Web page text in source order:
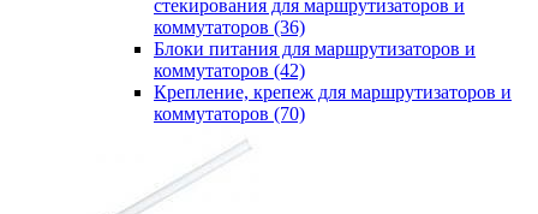
стекирования для маршрутизаторов и
коммутаторов (36)
Блоки питания для маршрутизаторов и
коммутаторов (42)
Крепление, крепеж для маршрутизаторов и
коммутаторов (70)